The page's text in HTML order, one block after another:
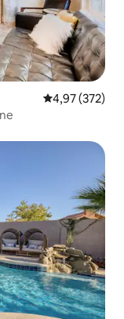
Évaluation
4,97 (372)